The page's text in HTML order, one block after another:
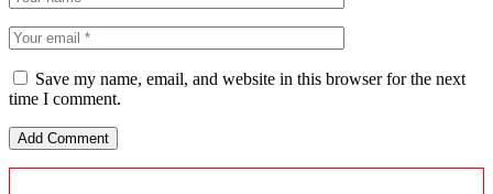
Save my name, email, and website in this browser for the next
time I comment.